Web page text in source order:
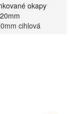
okapy
cihlová